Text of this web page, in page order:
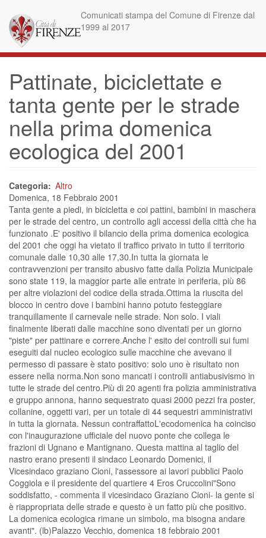
contenuto
principale
Comunicati stampa del Comune di Firenze dal
1999 al 2017
Pattinate, biciclettate e
tanta gente per le strade
nella prima domenica
ecologica del 2001
Categoria Altro
Domenica, 18 Febbraio 2001
Tanta gente a piedi, in bicicletta e coi pattini, bambini in maschera
per le strade del centro, un controllo agli accessi della città che ha
funzionato .E' positivo il bilancio della prima domenica ecologica
del 2001 che oggi ha vietato il traffico privato in tutto il territorio
comunale dalle 10,30 alle 17,30.In tutta la giornata le
contravvenzioni per transito abusivo fatte dalla Polizia Municipale
sono state 119, la maggior parte alle entrate in periferia, più 86
per altre violazioni del codice della strada.Ottima la riuscita del
blocco in centro dove i bambini hanno potuto festeggiare
tranquillamente il carnevale nelle strade. Non solo. I viali
finalmente liberati dalle macchine sono diventati per un giorno
"piste" per pattinare e correre.Anche l' esito dei controlli sui fumi
eseguiti dal nucleo ecologico sulle macchine che avevano il
permesso di passare è stato positivo: solo uno è risultato non
essere nella norma.Non sono mancati i controlli antiabusivismo in
tutte le strade del centro.Più di 20 agenti fra polizia amministrativa
e gruppo annona, hanno sequestrato quasi 2000 pezzi fra poster,
collanine, oggetti vari, per un totale di 44 sequestri amministrativi
in tutta la giornata. Nessun contraffattoL'ecodomenica ha coinciso
con l'inaugurazione ufficiale del nuovo ponte che collega le
frazioni di Ugnano e Mantignano. Questa mattina al taglio del
nastro erano presenti il sindaco Leonardo Domenici, il
Vicesindaco graziano Cioni, l'assessore ai lavori pubblici Paolo
Coggiola e il presidente del quartiere 4 Eros Cruccolini"Sono
soddisfatto, - commenta il vicesindaco Graziano Cioni- la gente si
è riappropriata delle strade e questo è un fatto più che positivo.
La domenica ecologica rimane un simbolo, ma bisogna andare
avanti". (lb)Palazzo Vecchio, domenica 18 febbraio 2001